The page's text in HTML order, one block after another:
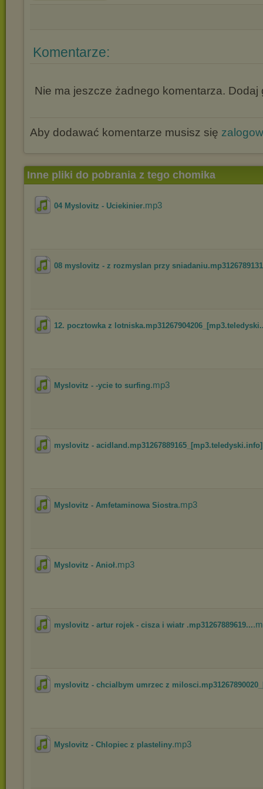
Komentarze:
Nie ma jeszcze żadnego komentarza. Dodaj
Aby dodawać komentarze musisz się
Inne pliki do pobrania z tego chomika
04 Myslovitz - Uciekinier.mp3
08 myslovitz - z rozmyslan przy
12. pocztowka z
Myslovitz - -ycie to surfing.mp3
myslovitz - acidland.mp31267889165_[mp3.teledyski.info]
Myslovitz - Amfetaminowa Siostra.mp3
Myslovitz - Anioł.mp3
myslovitz - artur rojek - cisza i wiatr .mp31267889619...
myslovitz - chcialbym umrzec z
Myslovitz - Chlopiec z plasteliny.mp3